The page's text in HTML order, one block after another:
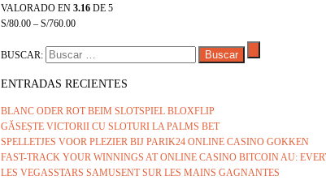
VALORADO EN 3.16 DE 5
S/80.00 – S/760.00
BUSCAR:
ENTRADAS RECIENTES
BLANC ODER ROT BEIM SLOTSPIEL BLOXFLIP
GĂSEȘTE VICTORII CU SLOTURI LA PALMS BET
SPELLETJES VOOR PLEZIER BIJ PARIK24 ONLINE CASINO GOKKEN
FAST-TRACK YOUR WINNINGS AT ONLINE CASINO BITCOIN AU:
LES VEGASSTARS SAMUSENT SUR LES MAINS GAGNANTES